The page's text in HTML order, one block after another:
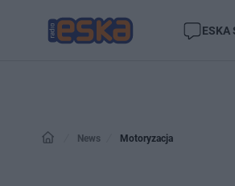
ESKA
News Motoryzacja